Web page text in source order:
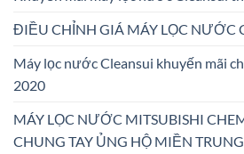
ĐIỀU CHỈNH GIÁ MÁY LỌC NƯỚC
Máy lọc nước Cleansui khuyến mãi
2020
MÁY LỌC NƯỚC MITSUBISHI
CHUNG TAY ỦNG HỘ MIỀN